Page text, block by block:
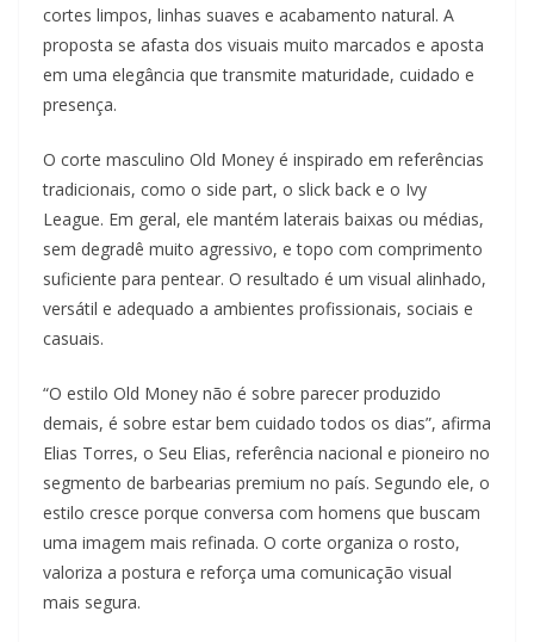
cortes limpos, linhas suaves e acabamento natural. A
proposta se afasta dos visuais muito marcados e aposta
em uma elegância que transmite maturidade, cuidado e
presença.
O corte masculino Old Money é inspirado em referências
tradicionais, como o side part, o slick back e o Ivy
League. Em geral, ele mantém laterais baixas ou médias,
sem degradê muito agressivo, e topo com comprimento
suficiente para pentear. O resultado é um visual alinhado,
versátil e adequado a ambientes profissionais, sociais e
casuais.
“O estilo Old Money não é sobre parecer produzido
demais, é sobre estar bem cuidado todos os dias”, afirma
Elias Torres, o Seu Elias, referência nacional e pioneiro no
segmento de barbearias premium no país. Segundo ele, o
estilo cresce porque conversa com homens que buscam
uma imagem mais refinada. O corte organiza o rosto,
valoriza a postura e reforça uma comunicação visual
mais segura.